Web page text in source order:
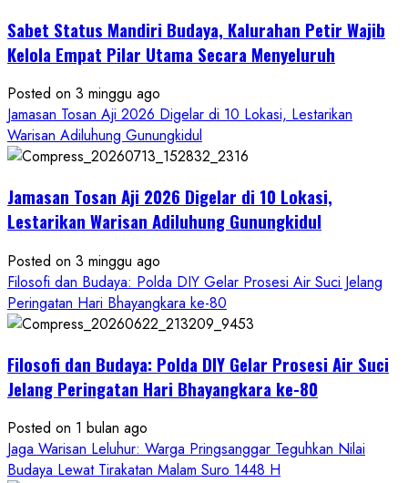
Nasional,
Ruwatan
Petilasan
Sendangwangi
Mohon
Restu
Hayuning
Bawono
Sabet Status Mandiri Budaya, Kalurahan Petir Wajib
Kelola Empat Pilar Utama Secara Menyeluruh
Posted on 3 minggu ago
Jamasan Tosan Aji 2026 Digelar di 10 Lokasi, Lestarikan
Warisan Adiluhung Gunungkidul
Jamasan Tosan Aji 2026 Digelar di 10 Lokasi,
Lestarikan Warisan Adiluhung Gunungkidul
Posted on 3 minggu ago
Filosofi dan Budaya: Polda DIY Gelar Prosesi Air Suci Jelang
Peringatan Hari Bhayangkara ke-80
Filosofi dan Budaya: Polda DIY Gelar Prosesi Air Suci
Jelang Peringatan Hari Bhayangkara ke-80
Posted on 1 bulan ago
Jaga Warisan Leluhur: Warga Pringsanggar Teguhkan Nilai
Budaya Lewat Tirakatan Malam Suro 1448 H